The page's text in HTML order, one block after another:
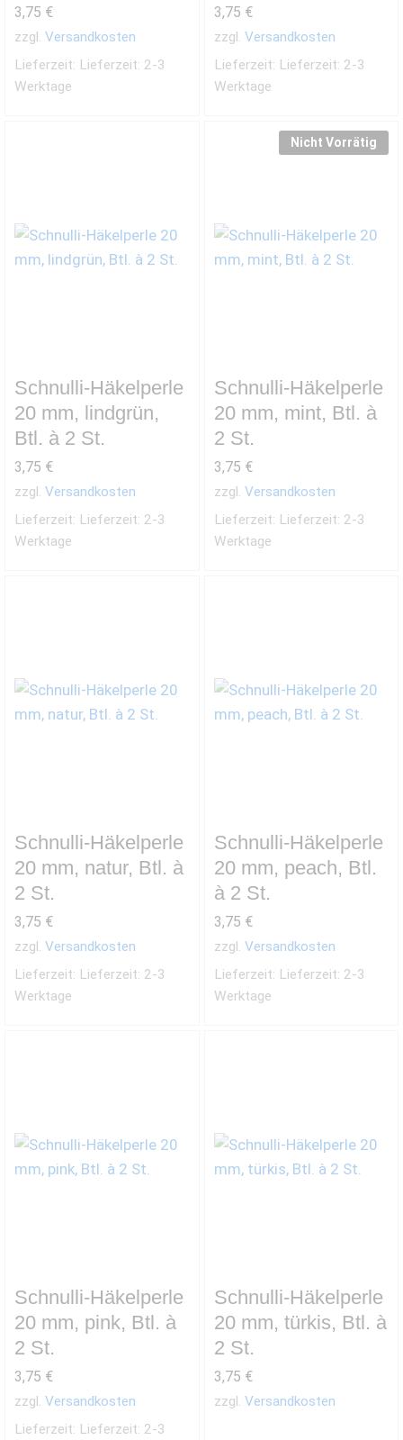
3,75 €
zzgl. Versandkosten
Lieferzeit: Lieferzeit: 2-3
Werktage
3,75 €
zzgl. Versandkosten
Lieferzeit: Lieferzeit: 2-3
Werktage
Schnulli-Häkelperle
20 mm, lindgrün,
Btl. à 2 St.
3,75 €
zzgl. Versandkosten
Lieferzeit: Lieferzeit: 2-3
Werktage
Nicht Vorrätig
Schnulli-Häkelperle
20 mm, mint, Btl. à
2 St.
3,75 €
zzgl. Versandkosten
Lieferzeit: Lieferzeit: 2-3
Werktage
Schnulli-Häkelperle
20 mm, natur, Btl. à
2 St.
3,75 €
zzgl. Versandkosten
Lieferzeit: Lieferzeit: 2-3
Werktage
Schnulli-Häkelperle
20 mm, peach, Btl.
à 2 St.
3,75 €
zzgl. Versandkosten
Lieferzeit: Lieferzeit: 2-3
Werktage
Schnulli-Häkelperle
20 mm, pink, Btl. à
2 St.
3,75 €
zzgl. Versandkosten
Lieferzeit: Lieferzeit: 2-3
Schnulli-Häkelperle
20 mm, türkis, Btl. à
2 St.
3,75 €
zzgl. Versandkosten